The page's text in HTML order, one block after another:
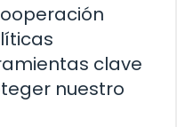
clave
nuestro